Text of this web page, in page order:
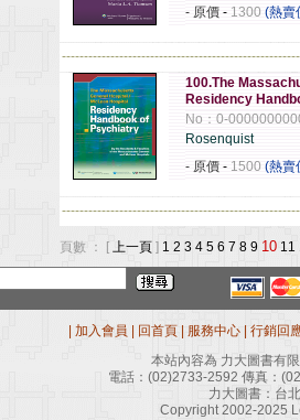
- 原價 - 1300 (熱賣
100.The
Residency
No：0-
Rosenquist
- 原價 - 1500 (熱賣
頁數 ： [ 上一頁 ] 1 2 3 4 5 6 7 8 9 10 11
加入會員 回首頁 服務中心
行銷回
本站內容為 力大圖書有
電話： (02)2733-2592 傳真：
力大圖書：台
Copyright 2002-2025